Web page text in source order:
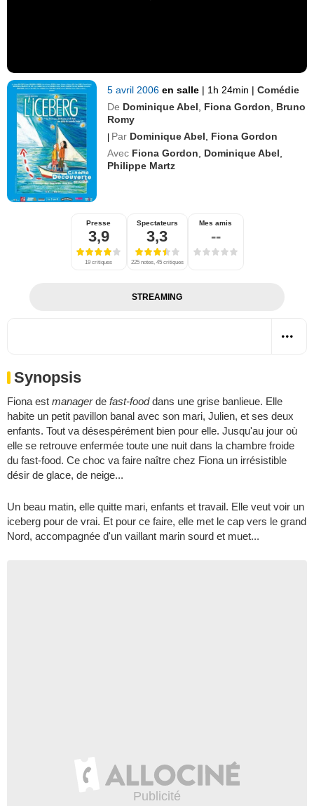
5 avril 2006en salle | 1h 24min | Comédie
De Dominique Abel Fiona Gordon
Bruno
Romy
| Par Dominique Abel
Fiona Gordon
Avec Fiona Gordon Dominique Abel
Philippe Martz
Presse
3,9
19 critiques
Spectateurs
3,3
225 notes, 45 critiques
Mes amis
--
STREAMING
Synopsis
Fiona est managerde fast-fooddans une grise banlieue. Elle
habite un petit pavillon banal avec son mari, Julien, et ses deux
enfants. Tout va désespérément bien pour elle. Jusqu'au jour où
elle se retrouve enfermée toute une nuit dans la chambre froide
du fast-food. Ce choc va faire naître chez Fiona un irrésistible
désir de glace, de neige...
Un beau matin, elle quitte mari, enfants et travail. Elle veut voir un
iceberg pour de vrai. Et pour ce faire, elle met le cap vers le grand
Nord, accompagnée d'un vaillant marin sourd et muet...